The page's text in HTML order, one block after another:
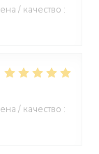
/ качество :
/ качество :